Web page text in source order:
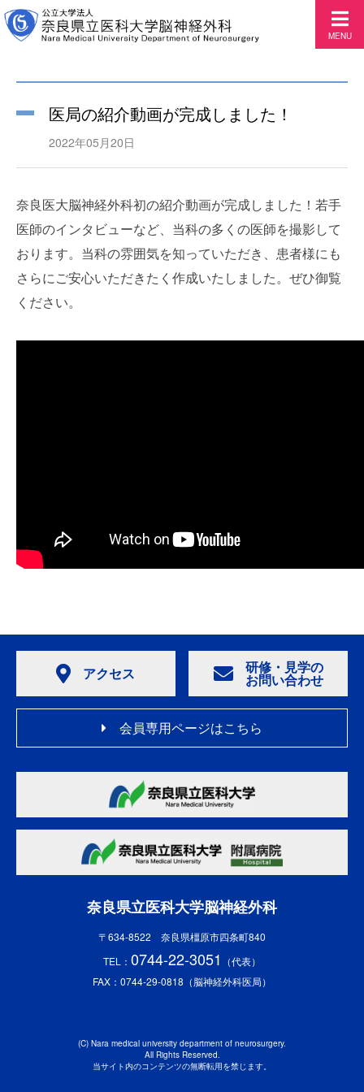
MENU
医局の紹介動画が完成しました！
2022年05月20日
奈良医大脳神経外科初の紹介動画が完成しました！若手
医師のインタビューなど、当科の多くの医師を撮影して
おります。当科の雰囲気を知っていただき、患者様にも
さらにご安心いただきたく作成いたしました。ぜひ御覧
ください。
アクセス 研修・見学の
お問い合わせ
会員専用ページはこちら
奈良県立医科大学脳神経外科
〒634-8522 奈良県橿原市四条町840
TEL： 0744-22-3051 （代表）
FAX：0744-29-0818（脳神経外科医局）
(C) Nara medical university department of neurosurgery.
All Rights Reserved.
当サイト内のコンテンツの無断転用を禁じます。